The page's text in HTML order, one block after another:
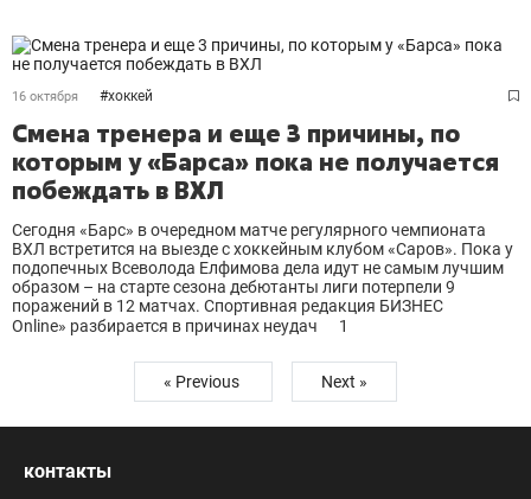
16 октября #хоккей
Смена тренера и еще 3 причины, по
которым у «Барса» пока не получается
побеждать в ВХЛ
Сегодня «Барс» в очередном матче регулярного чемпионата
ВХЛ встретится на выезде с хоккейным клубом «Саров». Пока у
подопечных Всеволода Елфимова дела идут не самым лучшим
образом – на старте сезона дебютанты лиги потерпели 9
поражений в 12 матчах. Спортивная редакция БИЗНЕС
Online» разбирается в причинах неудач
1
« Previous Next »
контакты